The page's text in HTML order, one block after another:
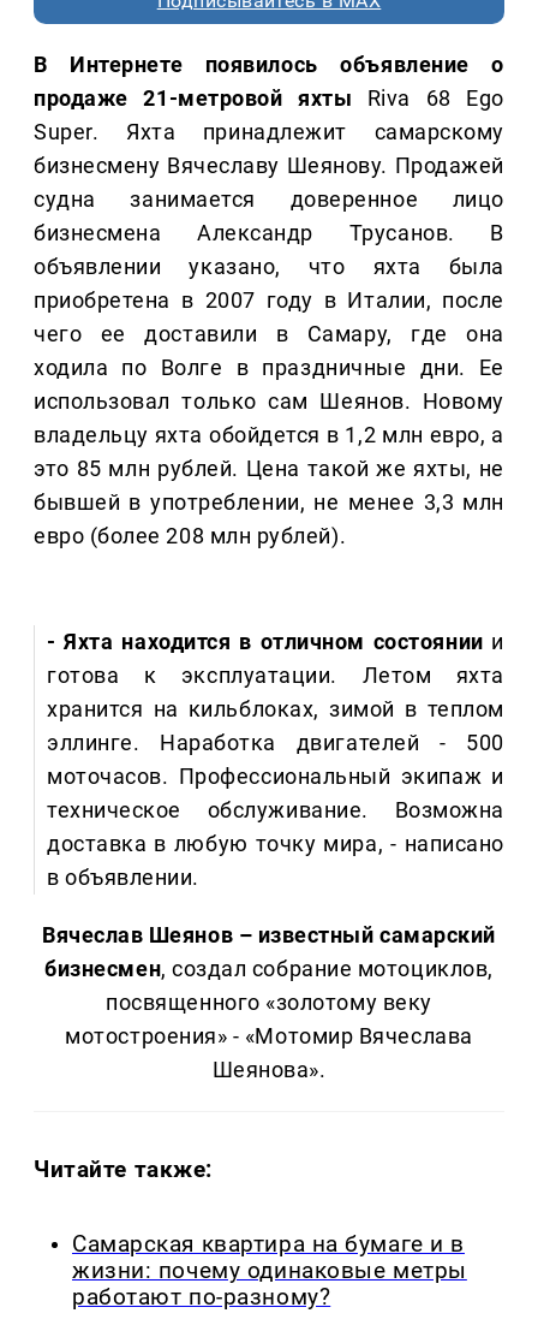
В Интернете появилось объявление о
продаже 21-метровой яхты Riva 68 Ego
Super. Яхта принадлежит самарскому
бизнесмену Вячеславу Шеянову. Продажей
судна занимается доверенное лицо
бизнесмена Александр Трусанов. В
объявлении указано, что яхта была
приобретена в 2007 году в Италии, после
чего ее доставили в Самару, где она
ходила по Волге в праздничные дни. Ее
использовал только сам Шеянов. Новому
владельцу яхта обойдется в 1,2 млн евро, а
это 85 млн рублей. Цена такой же яхты, не
бывшей в употреблении, не менее 3,3 млн
евро (более 208 млн рублей).
- Яхта находится в отличном состоянии и
готова к эксплуатации. Летом яхта
хранится на кильблоках, зимой в теплом
эллинге. Наработка двигателей - 500
моточасов. Профессиональный экипаж и
техническое обслуживание. Возможна
доставка в любую точку мира, - написано
в объявлении.
Вячеслав Шеянов – известный самарский
бизнесмен, создал собрание мотоциклов,
посвященного «золотому веку
мотостроения» - «Мотомир Вячеслава
Шеянова».
Читайте также:
Самарская квартира на бумаге и в
жизни: почему одинаковые метры
работают по-разному?